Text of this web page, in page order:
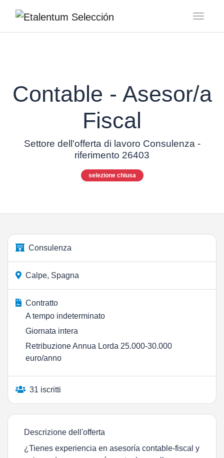
Contable - Asesor/a
Fiscal
Settore dell'offerta di lavoro Consulenza -
riferimento 26403
selezione chiusa
Consulenza
Calpe, Spagna
Contratto
A tempo indeterminato
Giornata intera
Retribuzione Annua Lorda 25.000-30.000
euro/anno
31 iscritti
Descrizione dell'offerta
¿Tienes experiencia en asesoría contable-fiscal y